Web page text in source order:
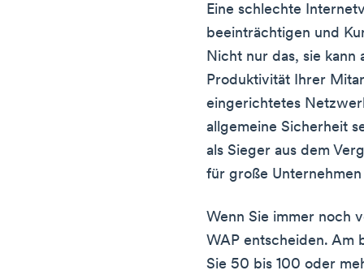
Eine schlechte
beeinträchtigen und
Nicht nur das, sie kann
Produktivität Ihrer
eingerichtetes
allgemeine Sicherheit
als Sieger aus dem
für große
Wenn Sie immer noch
WAP entscheiden. Am
Sie 50 bis 100 oder